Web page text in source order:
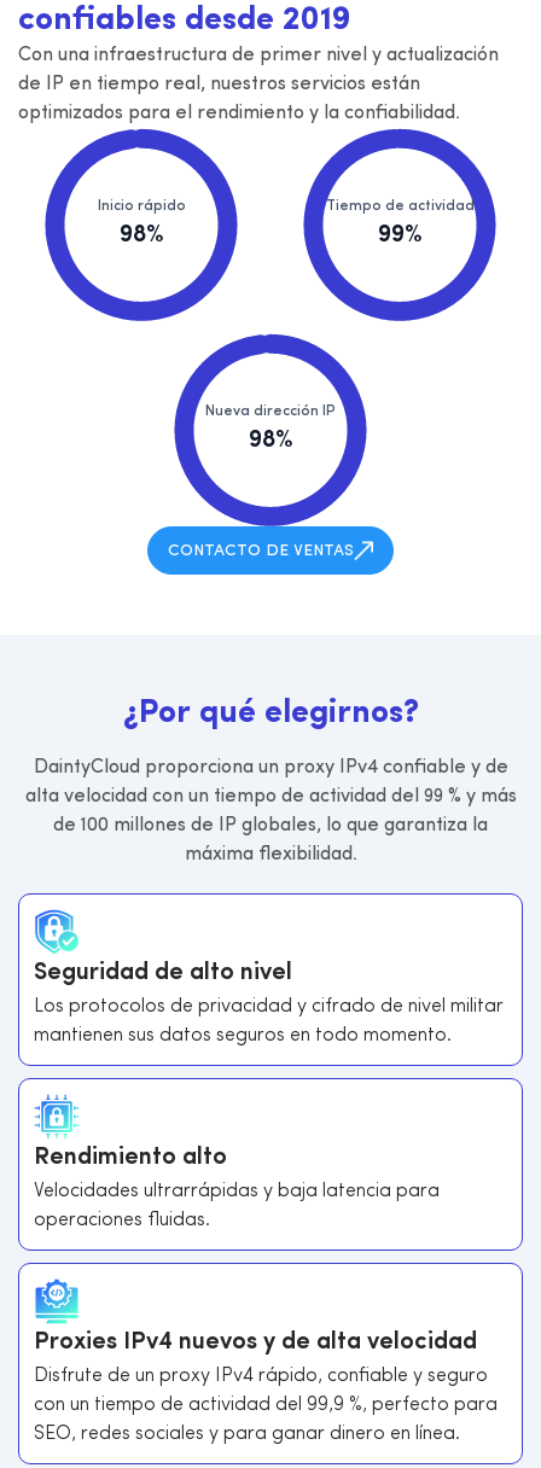
confiables desde 2019
Con una infraestructura de primer nivel y actualización
de IP en tiempo real, nuestros servicios están
optimizados para el rendimiento y la confiabilidad.
Inicio rápido
98%
Tiempo de actividad
99%
Nueva dirección IP
98%
CONTACTO DE VENTAS
¿Por qué elegirnos?
DaintyCloud proporciona un proxy IPv4 confiable y de
alta velocidad con un tiempo de actividad del 99 % y más
de 100 millones de IP globales, lo que garantiza la
máxima flexibilidad.
Seguridad de alto nivel
Los protocolos de privacidad y cifrado de nivel militar
mantienen sus datos seguros en todo momento.
Rendimiento alto
Velocidades ultrarrápidas y baja latencia para
operaciones fluidas.
Proxies IPv4 nuevos y de alta velocidad
Disfrute de un proxy IPv4 rápido, confiable y seguro
con un tiempo de actividad del 99,9 %, perfecto para
SEO, redes sociales y para ganar dinero en línea.